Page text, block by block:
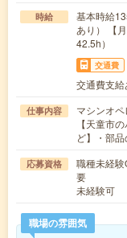
時給
基本時給
あり） 【
42.5h）
交通費
交通費支給
仕事内容
マシンオ
【天童市
ど】・部
応募資格
職種未経
要
未経験可
職場の雰囲気